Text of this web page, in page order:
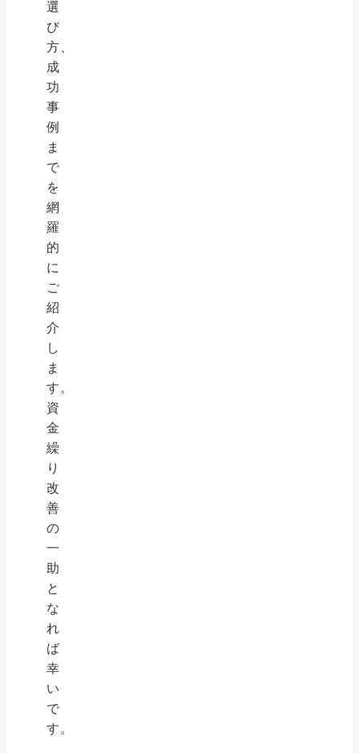
選
び
方、
成
功
事
例
ま
で
を
網
羅
的
に
ご
紹
介
し
ま
す。
資
金
繰
り
改
善
の
一
助
と
な
れ
ば
幸
い
で
す。